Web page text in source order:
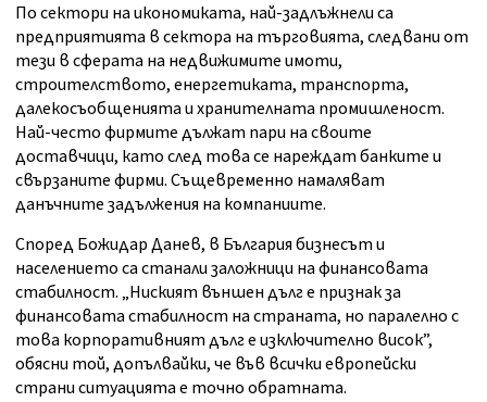
По сектори на икономиката, най-задлъжнели са
предприятията в сектора на търговията, следвани от
тези в сферата на недвижимите имоти,
строителството, енергетиката, транспорта,
далекосъобщенията и хранителната промишленост.
Най-често фирмите дължат пари на своите
доставчици, като след това се нареждат банките и
свързаните фирми. Същевременно намаляват
данъчните задължения на компаниите.
Според Божидар Данев, в България бизнесът и
населението са станали заложници на финансовата
стабилност. „Ниският външен дълг е признак за
финансовата стабилност на страната, но паралелно с
това корпоративният дълг е изключително висок”,
обясни той, допълвайки, че във всички европейски
страни ситуацията е точно обратната.